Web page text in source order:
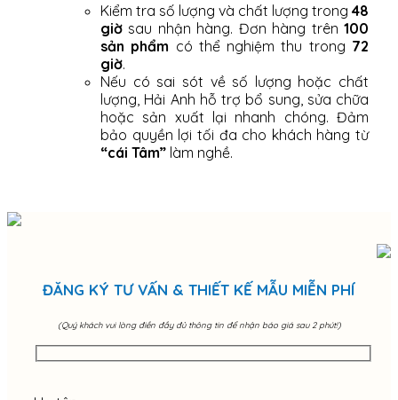
Kiểm tra số lượng và chất lượng trong 48
giờ sau nhận hàng. Đơn hàng trên 100
sản phẩm có thể nghiệm thu trong 72
giờ.
Nếu có sai sót về số lượng hoặc chất
lượng, Hải Anh hỗ trợ bổ sung, sửa chữa
hoặc sản xuất lại nhanh chóng. Đảm
bảo quyền lợi tối đa cho khách hàng từ
“cái Tâm” làm nghề.
ĐĂNG KÝ TƯ VẤN & THIẾT KẾ MẪU MIỄN PHÍ
(Quý khách vui lòng điền đầy đủ thông tin để nhận báo giá sau 2 phút!)